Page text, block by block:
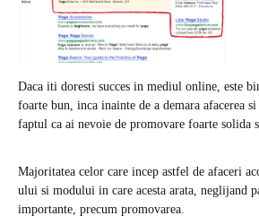
Daca iti doresti succes in mediul online, este
foarte bun, inca inainte de a demara afacerea
faptul ca ai nevoie de promovare foarte solida
Majoritatea celor care incep astfel de afaceri
ului si modului in care acesta arata, neglijand
importante, precum promovarea.